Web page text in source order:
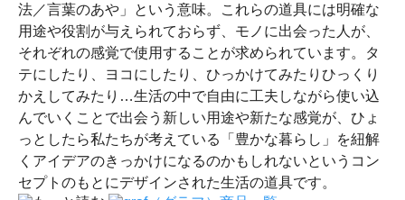
法／言葉のあや」という意味。これらの道具には明確な
用途や役割が与えられておらず、モノに出会った人が、
それぞれの感覚で使用することが求められています。タ
テにしたり、ヨコにしたり、ひっかけてみたりひっくり
かえしてみたり…生活の中で自由に工夫しながら使い込
んでいくことで出会う新しい用途や新たな感覚が、ひょ
っとしたら私たちが考えている「豊かな暮らし」を紐解
くアイデアのきっかけになるのかもしれないというコン
セプトのもとにデザインされた生活の道具です。